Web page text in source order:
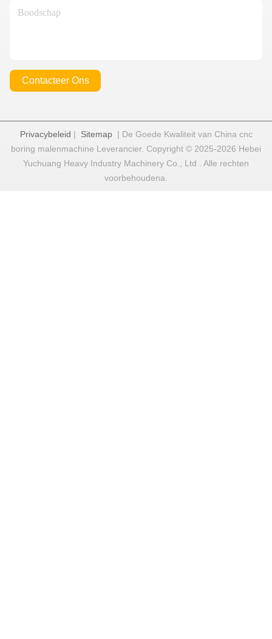
Contacteer Ons
Privacybeleid | Sitemap| De Goede Kwaliteit van China cnc
boring malenmachine Leverancier. Copyright © 2025-2026 Hebei
Yuchuang Heavy Industry Machinery Co., Ltd . Alle rechten
voorbehoudena.